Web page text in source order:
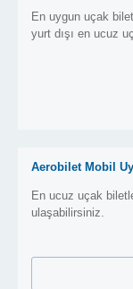
En uygun uçak
yurt dışı en ucuz
Aerobilet Mobil
En ucuz uçak
ulaşabilirsiniz.